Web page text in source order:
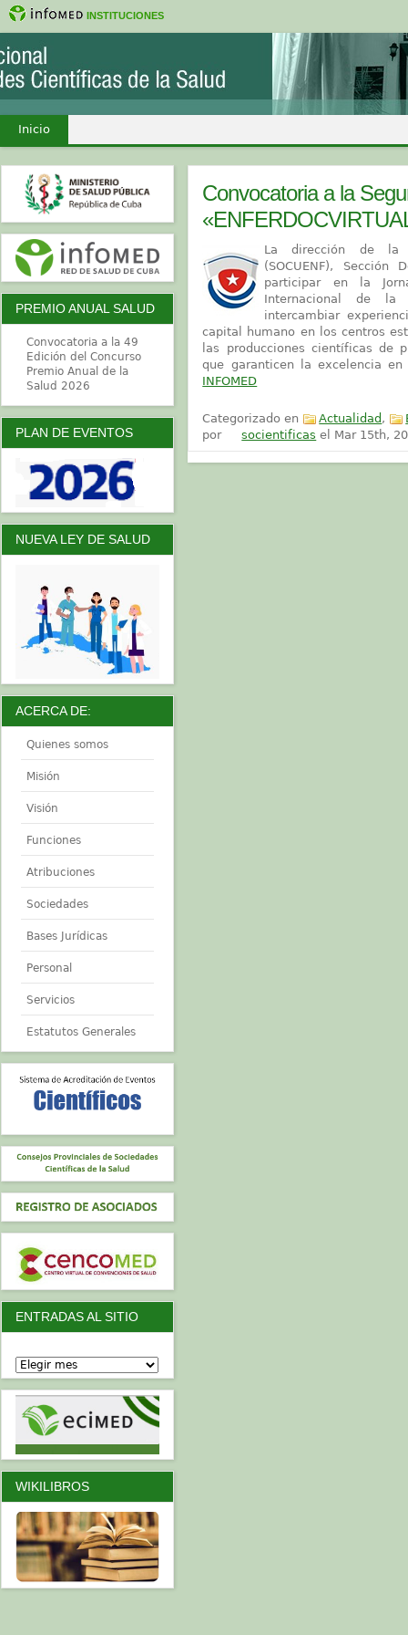
INSTITUCIONES
Inicio
Convocatoria a la
La dirección de la
(SOCUENF),
participar en la
Internacional de
intercambiar
capital humano en los centros
las producciones científicas de
que garanticen la excelencia
INFOMED
Categorizado en Actualidad ,
por
socientificas el Mar 15th,
PREMIO ANUAL SALUD
Convocatoria a la 49
Edición del Concurso
Premio Anual de la
Salud 2026
PLAN DE EVENTOS
NUEVA LEY DE SALUD
ACERCA DE:
Quienes somos
Misión
Visión
Funciones
Atribuciones
Sociedades
Bases Jurídicas
Personal
Servicios
Estatutos Generales
ENTRADAS AL SITIO
WIKILIBROS